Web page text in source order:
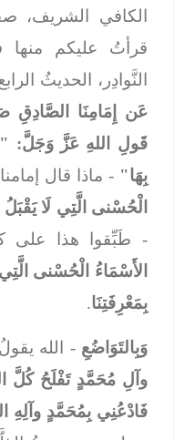
قرأتُ عليكم منها
النَّوادِر، الحديثُ
عَن إِمَامِنَا الصَّادِقِ
قَولِ اللهِ عَزَّ وَجَلَّ:
بِهَا"- ماذا قال
الْحُسْنى الَّتِي لَا يَقْبَلُ
- طَبِّقوا هذا على
الأَسْمَاءُ الْحُسْنى الَّتِي
بِمَعْرِفَتِنَا.
وَبِالتَوَاضُعِ- الله يقولُ
وآلِ مُحَمَّدٍ تَفْلَحُ كُلَّ
فَادْعُنِي بِمُحَمَّدٍ وآلِهِ